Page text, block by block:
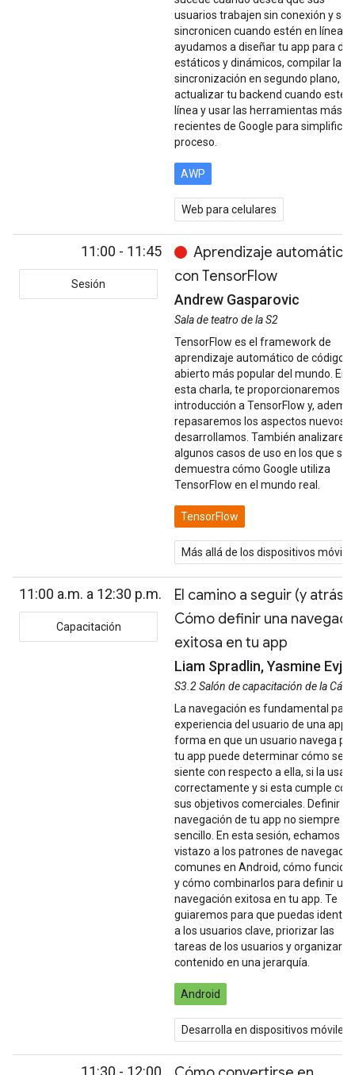
usuarios trabajen sin conexión y se
sincronicen cuando estén en línea?
ayudamos a diseñar tu app para
estáticos y dinámicos, compilar la
sincronización en segundo plano,
actualizar tu backend cuando esté
línea y usar las herramientas más
recientes de Google para simplificar
proceso.
AWP
Web para celulares
11:00 - 11:45
Sesión
Aprendizaje automático
con TensorFlow
Andrew Gasparovic
Sala de teatro de la S2
TensorFlow es el framework de
aprendizaje automático de código
abierto más popular del mundo. En
esta charla, te proporcionaremos
introducción a TensorFlow y,
repasaremos los aspectos nuevos
desarrollamos. También
algunos casos de uso en los que se
demuestra cómo Google utiliza
TensorFlow en el mundo real.
TensorFlow
Más allá de los dispositivos
11:00 a.m. a 12:30 p.m.
Capacitación
El camino a seguir (y atrás):
Cómo definir una
exitosa en tu app
Liam Spradlin, Yasmine
S3.2 Salón de capacitación de la
La navegación es fundamental
experiencia del usuario de una app.
forma en que un usuario navega por
tu app puede determinar cómo se
siente con respecto a ella, si la usa
correctamente y si esta cumple con
sus objetivos comerciales. Definir la
navegación de tu app no siempre es
sencillo. En esta sesión, echamos un
vistazo a los patrones de
comunes en Android, cómo
y cómo combinarlos para definir una
navegación exitosa en tu app. Te
guiaremos para que puedas
a los usuarios clave, priorizar las
tareas de los usuarios y organizar el
contenido en una jerarquía.
Android
Desarrolla en dispositivos móviles
11:30 - 12:00